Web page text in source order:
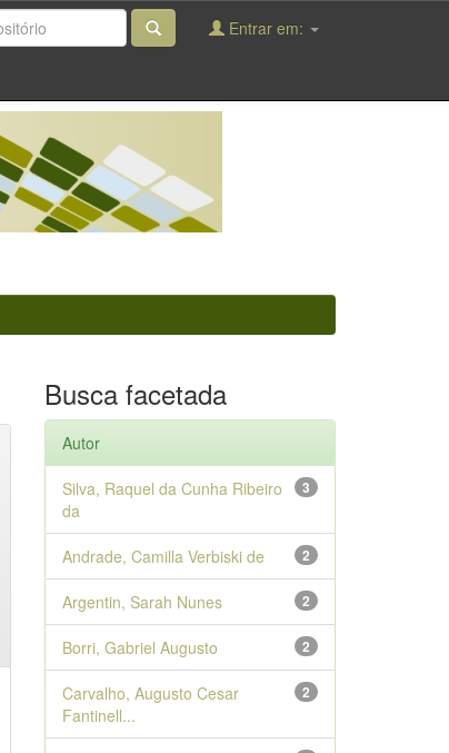
Entrar em:
Busca facetada
Autor
3
Silva, Raquel da Cunha Ribeiro
da
2
Andrade, Camilla Verbiski de
2
Argentin, Sarah Nunes
2
Borri, Gabriel Augusto
2
Carvalho, Augusto Cesar
Fantinell...